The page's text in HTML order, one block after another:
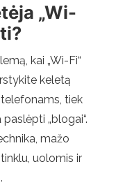
„Wi-
kai „Wi-Fi“
keletą
tiek
„blogai“.
mažo
uolomis ir